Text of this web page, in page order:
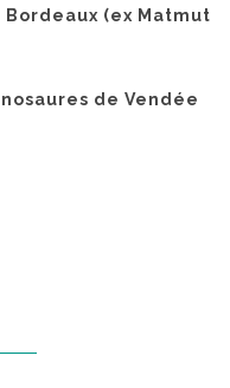
(ex Matmut
de Vendée